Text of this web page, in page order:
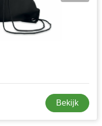
Bekijk